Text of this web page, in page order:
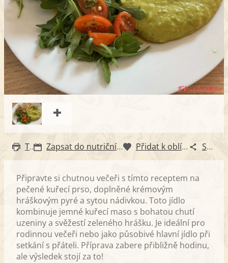
Tisk Zapsat do nutričního diáře Přidat k oblíbeným Sdílet
Připravte si chutnou večeři s tímto receptem na
pečené kuřecí prso, doplněné krémovým
hráškovým pyré a sytou nádivkou. Toto jídlo
kombinuje jemné kuřecí maso s bohatou chutí
uzeniny a svěžestí zeleného hrášku. Je ideální pro
rodinnou večeři nebo jako působivé hlavní jídlo při
setkání s přáteli. Příprava zabere přibližně hodinu,
ale výsledek stojí za to!